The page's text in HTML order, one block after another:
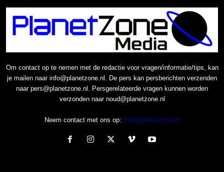
Om contact op te nemen met de redactie voor vragen/informatie/tips, kan
je mailen naar info@planetzone.nl. De pers kan persberichten verzenden
naar pers@planetzone.nl. Persgerelateerde vragen kunnen worden
verzonden naar noud@planetzone.nl
Neem contact met ons op: Info@planetzone.nl